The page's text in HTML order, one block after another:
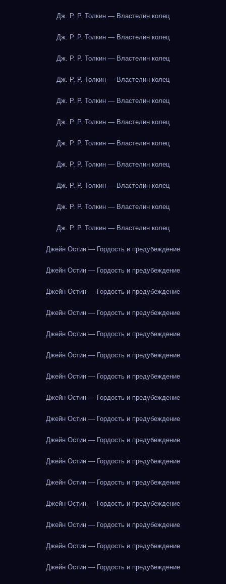
Дж. Р. Р. Толкин — Властелин колец
Дж. Р. Р. Толкин — Властелин колец
Дж. Р. Р. Толкин — Властелин колец
Дж. Р. Р. Толкин — Властелин колец
Дж. Р. Р. Толкин — Властелин колец
Дж. Р. Р. Толкин — Властелин колец
Дж. Р. Р. Толкин — Властелин колец
Дж. Р. Р. Толкин — Властелин колец
Дж. Р. Р. Толкин — Властелин колец
Дж. Р. Р. Толкин — Властелин колец
Дж. Р. Р. Толкин — Властелин колец
Джейн Остин — Гордость и предубеждение
Джейн Остин — Гордость и предубеждение
Джейн Остин — Гордость и предубеждение
Джейн Остин — Гордость и предубеждение
Джейн Остин — Гордость и предубеждение
Джейн Остин — Гордость и предубеждение
Джейн Остин — Гордость и предубеждение
Джейн Остин — Гордость и предубеждение
Джейн Остин — Гордость и предубеждение
Джейн Остин — Гордость и предубеждение
Джейн Остин — Гордость и предубеждение
Джейн Остин — Гордость и предубеждение
Джейн Остин — Гордость и предубеждение
Джейн Остин — Гордость и предубеждение
Джейн Остин — Гордость и предубеждение
Джейн Остин — Гордость и предубеждение